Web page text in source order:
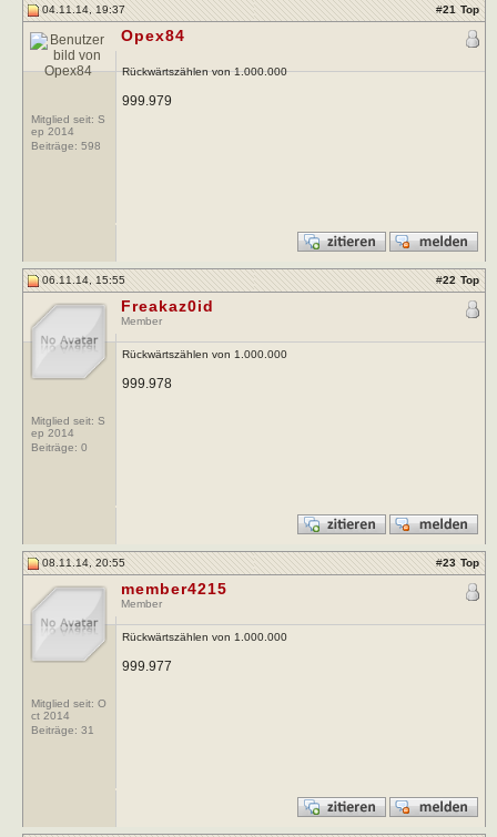
04.11.14, 19:37 #21 Top
Mitglied seit: S
ep 2014
Beiträge: 598
Opex84
Rückwärtszählen von 1.000.000
999.979
06.11.14, 15:55 #22 Top
Mitglied seit: S
ep 2014
Beiträge: 0
Freakaz0id
Member
Rückwärtszählen von 1.000.000
999.978
08.11.14, 20:55 #23 Top
Mitglied seit: O
ct 2014
Beiträge: 31
member4215
Member
Rückwärtszählen von 1.000.000
999.977